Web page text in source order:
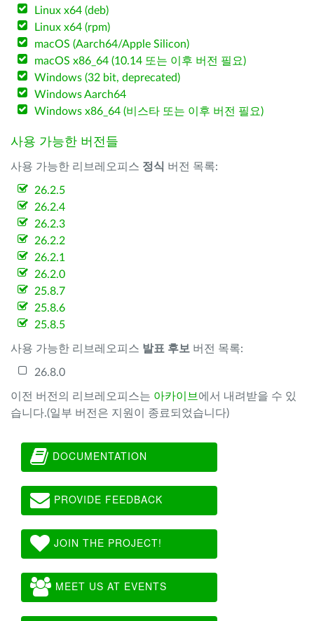
Linux x64 (deb)
Linux x64 (rpm)
macOS (Aarch64/Apple Silicon)
macOS x86_64 (10.14 또는 이후 버전 필요)
Windows (32 bit, deprecated)
Windows Aarch64
Windows x86_64 (비스타 또는 이후 버전 필요)
사용 가능한 버전들
사용 가능한 리브레오피스 정식 버전 목록:
26.2.5
26.2.4
26.2.3
26.2.2
26.2.1
26.2.0
25.8.7
25.8.6
25.8.5
사용 가능한 리브레오피스 발표 후보 버전 목록:
26.8.0
이전 버전의 리브레오피스는 아카이브 에서 내려받을 수 있
습니다.(일부 버전은 지원이 종료되었습니다)
DOCUMENTATION
PROVIDE FEEDBACK
JOIN THE PROJECT!
MEET US AT EVENTS